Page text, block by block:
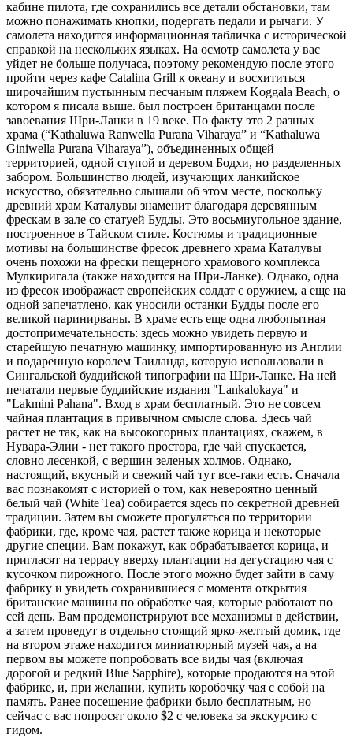
кабине пилота, где сохранились все детали обстановки, там
можно понажимать кнопки, подергать педали и рычаги. У
самолета находится информационная табличка с исторической
справкой на нескольких языках. На осмотр самолета у вас
уйдет не больше получаса, поэтому рекомендую после этого
пройти через кафе Catalina Grill к океану и восхититься
широчайшим пустынным песчаным пляжем Koggala Beach, о
котором я писала выше. был построен британцами после
завоевания Шри-Ланки в 19 веке. По факту это 2 разных
храма (“Kathaluwa Ranwella Purana Viharaya” и “Kathaluwa
Giniwella Purana Viharaya”), объединенных общей
территорией, одной ступой и деревом Бодхи, но разделенных
забором. Большинство людей, изучающих ланкийское
искусство, обязательно слышали об этом месте, поскольку
древний храм Каталувы знаменит благодаря деревянным
фрескам в зале со статуей Будды. Это восьмиугольное здание,
построенное в Тайском стиле. Костюмы и традиционные
мотивы на большинстве фресок древнего храма Каталувы
очень похожи на фрески пещерного храмового комплекса
Мулкиригала (также находится на Шри-Ланке). Однако, одна
из фресок изображает европейских солдат с оружием, а еще на
одной запечатлено, как уносили останки Будды после его
великой паринирваны. В храме есть еще одна любопытная
достопримечательность: здесь можно увидеть первую и
старейшую печатную машинку, импортированную из Англии
и подаренную королем Таиланда, которую использовали в
Сингальской буддийской типографии на Шри-Ланке. На ней
печатали первые буддийские издания "Lankalokaya" и
"Lakmini Pahana". Вход в храм бесплатный. Это не совсем
чайная плантация в привычном смысле слова. Здесь чай
растет не так, как на высокогорных плантациях, скажем, в
Нувара-Элии - нет такого простора, где чай спускается,
словно лесенкой, с вершин зеленых холмов. Однако,
настоящий, вкусный и свежий чай тут все-таки есть. Сначала
вас познакомят с историей о том, как невероятно ценный
белый чай (White Tea) собирается здесь по секретной древней
традиции. Затем вы сможете прогуляться по территории
фабрики, где, кроме чая, растет также корица и некоторые
другие специи. Вам покажут, как обрабатывается корица, и
пригласят на террасу вверху плантации на дегустацию чая с
кусочком пирожного. После этого можно будет зайти в саму
фабрику и увидеть сохранившиеся с момента открытия
британские машины по обработке чая, которые работают по
сей день. Вам продемонстрируют все механизмы в действии,
а затем проведут в отдельно стоящий ярко-желтый домик, где
на втором этаже находится миниатюрный музей чая, а на
первом вы можете попробовать все виды чая (включая
дорогой и редкий Blue Sapphire), которые продаются на этой
фабрике, и, при желании, купить коробочку чая с собой на
память. Ранее посещение фабрики было бесплатным, но
сейчас с вас попросят около $2 с человека за экскурсию с
гидом.